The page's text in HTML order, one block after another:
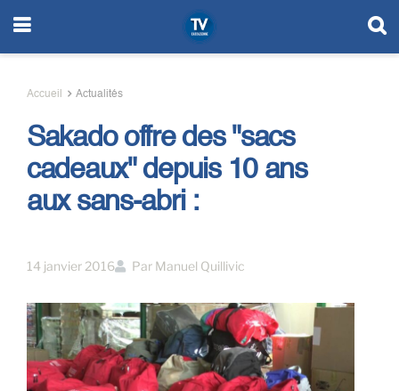
Accueil Actualités
Sakado offre des "sacs
cadeaux" depuis 10 ans
aux sans-abri :
14 janvier 2016 Par Manuel Quillivic